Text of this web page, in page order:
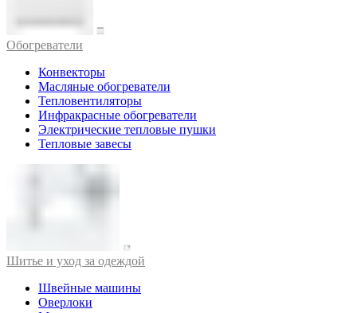
Обогреватели
Конвекторы
Масляные обогреватели
Тепловентиляторы
Инфракрасные обогреватели
Электрические тепловые пушки
Тепловые завесы
Шитье и уход за одеждой
Швейные машины
Оверлоки